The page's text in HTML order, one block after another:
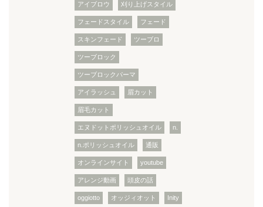
アイブロウ 刈り上げスタイル
フェードスタイル フェード
スキンフェード ツーブロ
ツーブロック
ツーブロックパーマ
アイラッシュ 眉カット
眉毛カット
エヌドットポリッシュオイル n.
n.ポリッシュオイル 通販
オンラインサイト youtube
アレンジ動画 頭皮の話
oggiotto オッジィオット Inity